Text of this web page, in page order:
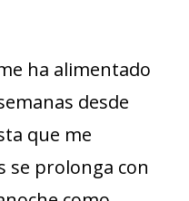
ha alimentado
desde
que me
se prolonga con